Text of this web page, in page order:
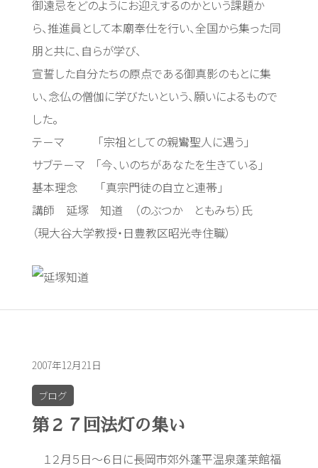
御遠忌をどのようにお迎えするのかという課題か
ら、推進員として本廟奉仕を行い、全国から集った同
朋と共に、自らが学び、
宣誓した自分たちの原点である御真影のもとに集
い、念仏の僧伽に学びたいという、願いによるもので
した。
テ－マ 「宗祖としての親鸞聖人に遇う」
サブテ－マ 「今、いのちがあなたを生きている」
基本理念 「真宗門徒の自立と連帯」
講師 延塚 知道 （のぶつか ともみち）氏
（現大谷大学教授・日豊教区昭光寺住職）
2007年12月21日
ブログ
第２７回法灯の集い
１２月５日～６日に長岡市郊外蓬平温泉蓬莱館福